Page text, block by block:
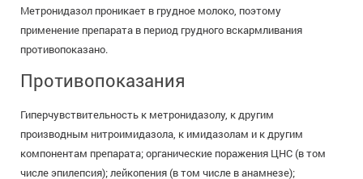
Метронидазол проникает в грудное молоко, поэтому
применение препарата в период грудного вскармливания
противопоказано.
Противопоказания
Гиперчувствительность к метронидазолу, к другим
производным нитроимидазола, к имидазолам и к другим
компонентам препарата; органические поражения ЦНС (в том
числе эпилепсия); лейкопения (в том числе в анамнезе);